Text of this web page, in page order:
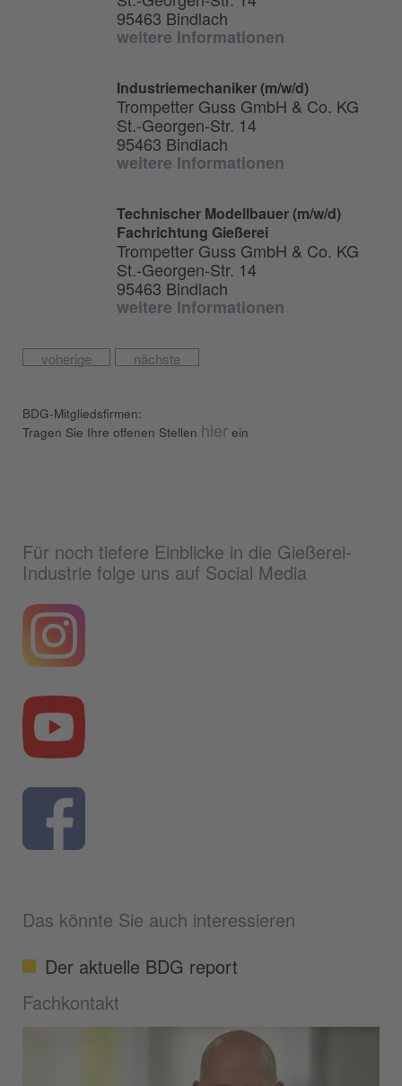
95463 Bindlach
weitere Informationen
Industriemechaniker (m/w/d)
Trompetter Guss GmbH & Co. KG
St.-Georgen-Str. 14
95463 Bindlach
weitere Informationen
Technischer Modellbauer (m/w/d)
Fachrichtung Gießerei
Trompetter Guss GmbH & Co. KG
St.-Georgen-Str. 14
95463 Bindlach
weitere Informationen
voherige nächste
BDG-Mitgliedsfirmen:
Tragen Sie Ihre offenen Stellen hier ein
Für noch tiefere Einblicke in die Gießerei-
Industrie folge uns auf Social Media
Das könnte Sie auch interessieren
Der aktuelle BDG report
Fachkontakt